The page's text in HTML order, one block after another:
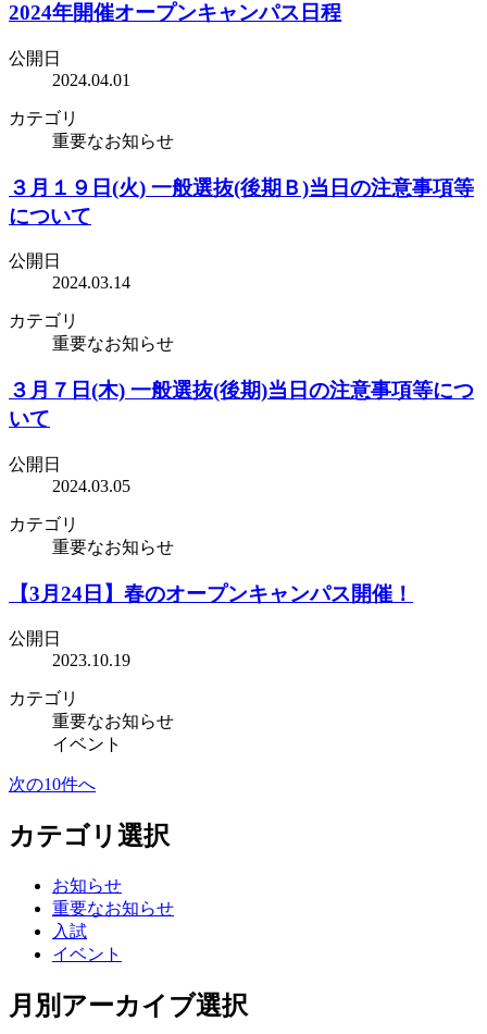
2024年開催オープンキャンパス日程
公開日
2024.04.01
カテゴリ
重要なお知らせ
３月１９日(火) 一般選抜(後期Ｂ)当日の注意事項等
について
公開日
2024.03.14
カテゴリ
重要なお知らせ
３月７日(木) 一般選抜(後期)当日の注意事項等につ
いて
公開日
2024.03.05
カテゴリ
重要なお知らせ
【3月24日】春のオープンキャンパス開催！
公開日
2023.10.19
カテゴリ
重要なお知らせ
イベント
次の10件へ
カテゴリ選択
お知らせ
重要なお知らせ
入試
イベント
月別アーカイブ選択